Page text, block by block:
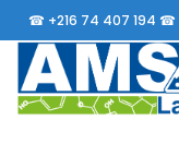
Passer
au
contenu
☎ +216 74 407 194 ☎